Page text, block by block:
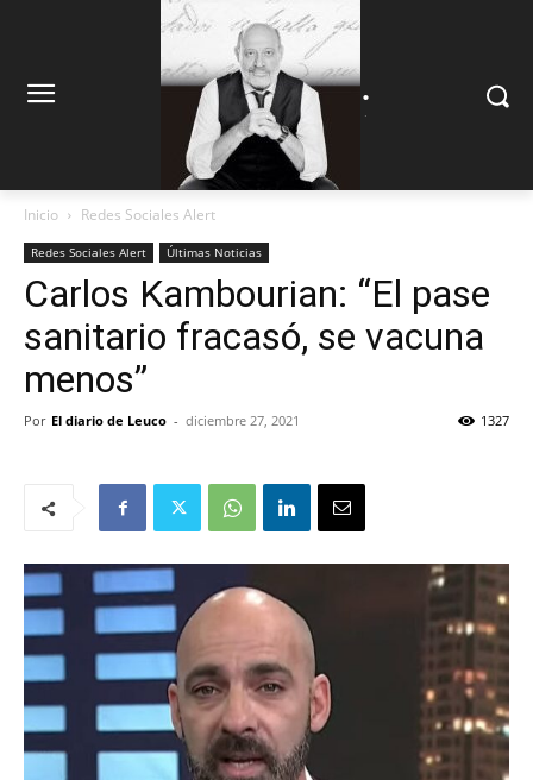
.
Inicio Redes Sociales Alert
Redes Sociales Alert Últimas Noticias
Carlos Kambourian: “El pase
sanitario fracasó, se vacuna
menos”
Por El diario de Leuco - diciembre 27, 2021 1327